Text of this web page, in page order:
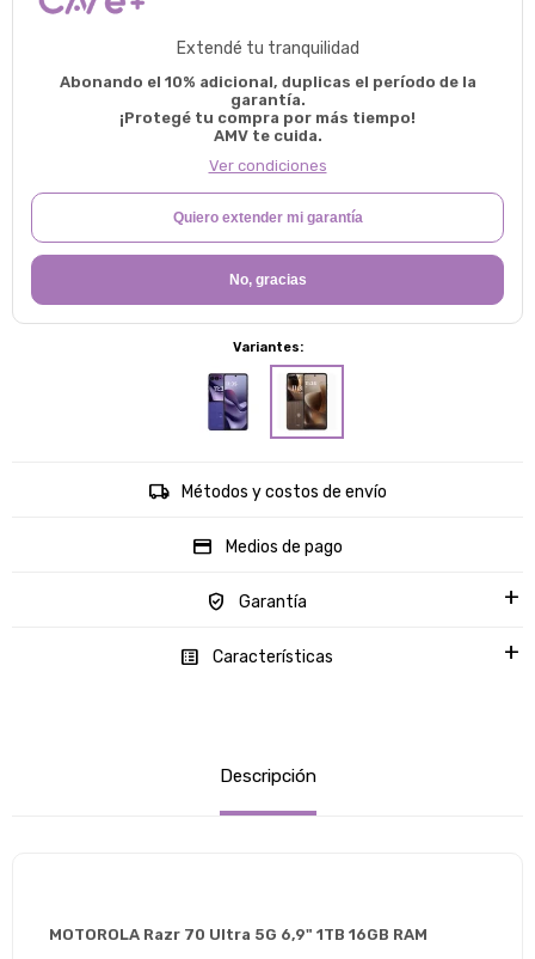
Extendé tu tranquilidad
Abonando el 10% adicional, duplicas el período de la
garantía.
¡Protegé tu compra por más tiempo!
AMV te cuida.
Ver condiciones
Quiero extender mi garantía
No, gracias
Variantes:
Métodos y costos de envío
Medios de pago
Garantía
Características
Descripción
MOTOROLA Razr 70 Ultra 5G 6,9" 1TB 16GB RAM